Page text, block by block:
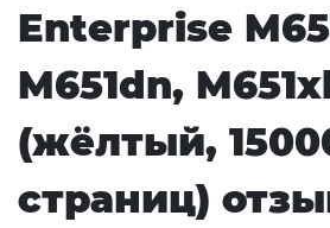
Enterprise
M651dn,
(жёлтый,
страниц)